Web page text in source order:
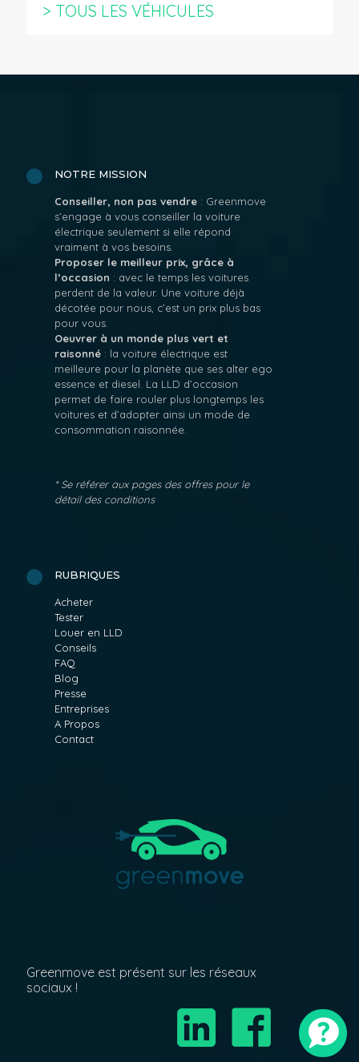
> TOUS LES VÉHICULES
NOTRE MISSION
Conseiller, non pas vendre : Greenmove
s’engage à vous conseiller la voiture
électrique seulement si elle répond
vraiment à vos besoins.
Proposer le meilleur prix, grâce à
l’occasion : avec le temps les voitures
perdent de la valeur. Une voiture déjà
décotée pour nous, c’est un prix plus bas
pour vous.
Oeuvrer à un monde plus vert et
raisonné : la voiture électrique est
meilleure pour la planète que ses alter ego
essence et diesel. La LLD d’occasion
permet de faire rouler plus longtemps les
voitures et d’adopter ainsi un mode de
consommation raisonnée.
* Se référer aux pages des offres pour le
détail des conditions
RUBRIQUES
Acheter
Tester
Louer en LLD
Conseils
FAQ
Blog
Presse
Entreprises
A Propos
Contact
Greenmove est présent sur les réseaux
sociaux !